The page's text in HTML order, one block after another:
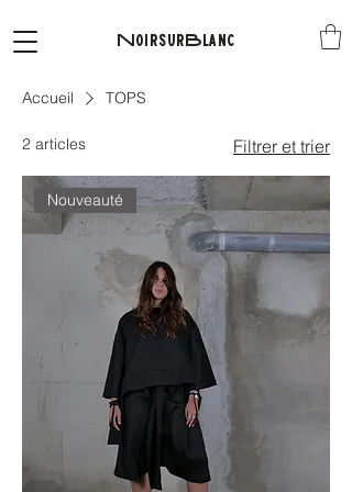
NoirsurBlanc
Accueil TOPS
2 articles Filtrer et trier
Nouveauté